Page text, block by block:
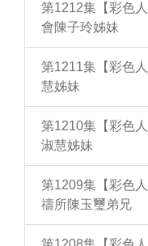
第1212集【彩色
會陳子玲姊妹
第1211集【彩色
慧姊妹
第1210集【彩色
淑慧姊妹
第1209集【彩色
禱所陳玉璽弟兄